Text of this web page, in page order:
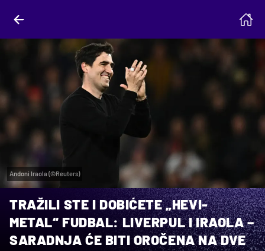
Andoni Iraola (©Reuters)
TRAŽILI STE I DOBIĆETE „HEVI-
METAL“ FUDBAL: LIVERPUL I IRAOLA –
SARADNJA ĆE BITI OROČENA NA DVE